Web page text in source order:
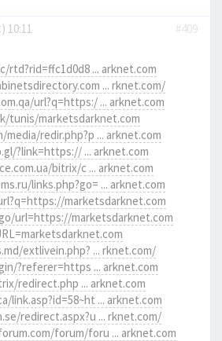
10:11
#409
... arknet.com
... rknet.com/
url?q=https:/ ... arknet.com
tunis/marketsdarknet.com
redir.php?p ... arknet.com
?link=https:// ... arknet.com
bitrix/c ... arknet.com
links.php?go= ... arknet.com
marketsdarknet.com
url=https://marketsdarknet.com
extlivein.php? ... rknet.com/
?referer=https ... arknet.com
redirect.php ... arknet.com
link.asp?id=58~ht ... arknet.com
redirect.aspx?u ... rknet.com/
forum/foru ... arknet.com